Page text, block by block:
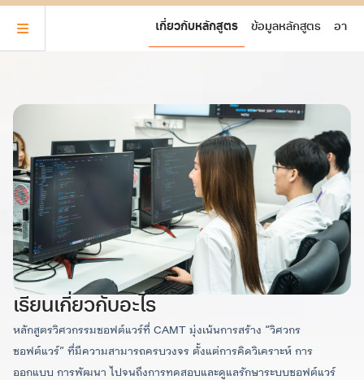
เกี่ยวกับหลักสูตร ข้อมูลหลักสูตร อาจา
เรียนเกี่ยวกับอะไร
หลักสูตรวิศวกรรมซอฟต์แวร์ที่ CAMT มุ่งเน้นการสร้าง “วิศวกร
ซอฟต์แวร์” ที่มีความสามารถครบวงจร ตั้งแต่การคิดวิเคราะห์ การ
ออกแบบ การพัฒนา ไปจนถึงการทดสอบและดูแลรักษาระบบซอฟต์แวร์
ข้อมูลหลักสูตรฉบับย่อ
รหัสและชื่อหลักสูตร
ภาษาไทย
หลักสูตรวิทยาศาสตรบัณฑิต สาขาวิชาวิศวกรรม
ซอฟต์แวร์ (หลักสูตรนานาชาติ)
ภาษาอังกฤษ
Bachelor of Science Program in Software
Engineering (International Program)
ชื่อปริญญาและสาขาวิชา
เกี่ยวข้อง
อาจารย์ ดร.ศิรประภา
วัฒนากุล
ผู้ช่วยคณบดี (งานนโยบายและ
แผน และประกันคุณภาพการ
อาจารย์ ดร.กิตติธัช สุตี
อาจารย์
สำเร็จการศึกษาชั้นมัธยมศึกษาที่ 6 โดยมีคุณสมบัติเฉพาะ
อ้างอิง กับเกณฑ์การรับเข้าของที่ประชุม อธิการบดีแห่ง
ประเทศไทย (ทปอ.)
มีคุณสมบัติเป็นไปตามข้อบังคับมหาวิทยาลัยเชียงใหม่ ว่า
ด้วยการศึกษาระดับปริญญาตรี
มีคุณสมบัติตามเกณฑ์การรับเข้าศึกษาเฉพาะของหลักสูตร
วิศวกรรมซอฟต์แวร์ (นานาชาติ)
สมัครเรียน
รอบที่ 1: Portfolio